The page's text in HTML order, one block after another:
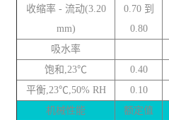
收缩率 - 流动(3.20
mm)
0.70 到
0.80
吸水率
饱和,23℃
0.40
平衡,23℃,50% RH
0.10
机械性能
额定值